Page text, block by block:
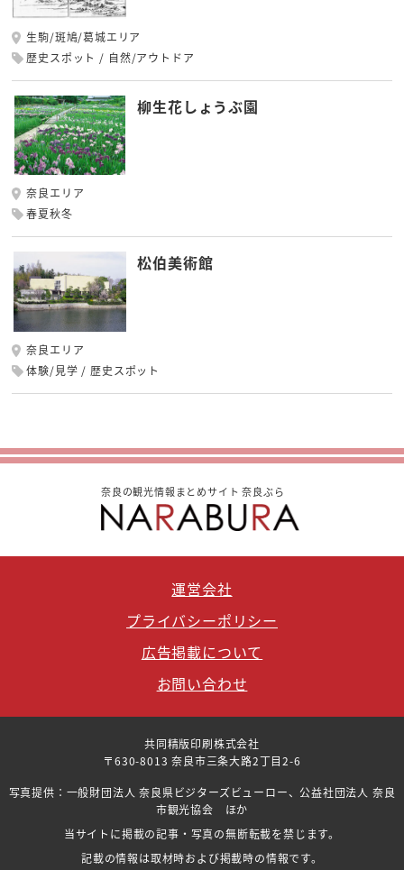
生駒/斑鳩/葛城エリア
歴史スポット
自然/アウトドア
柳生花しょうぶ園
奈良エリア
春夏秋冬
松伯美術館
奈良エリア
体験/見学
歴史スポット
奈良の観光情報まとめサイト 奈良ぶら
運営会社
プライバシーポリシー
広告掲載について
お問い合わせ
共同精版印刷株式会社
〒630-8013 奈良市三条大路2丁目2-6
写真提供：一般財団法人 奈良県ビジターズビューロー、公益社団法人 奈良
市観光協会 ほか
当サイトに掲載の記事・写真の無断転載を禁じます。
記載の情報は取材時および掲載時の情報です。